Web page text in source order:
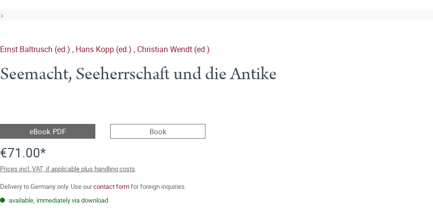
Ernst Baltrusch (ed.) , Hans Kopp (ed.) , Christian Wendt (ed.)
Seemacht, Seeherrschaft und die Antike
eBook PDF Book
€71.00*
Prices incl. VAT, if applicable plus handling costs
Delivery to Germany only. Use ourcontact formfor foreign inquiries.
available, immediately via download